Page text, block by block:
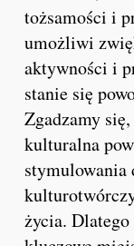
tożsamości i
umożliwi
aktywności i
stanie się
Zgadzamy
kulturalna
stymulowania
życia.